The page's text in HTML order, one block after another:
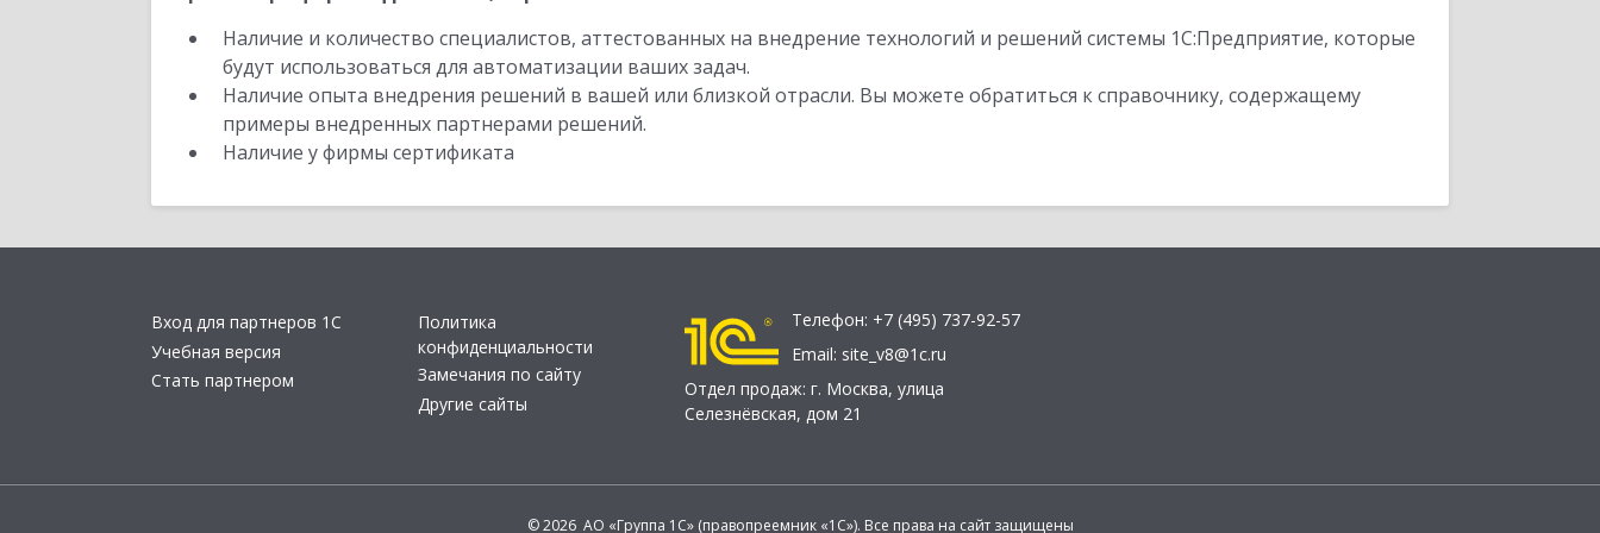
Наличие и количество специалистов, аттестованных на внедрение технологий и решений системы 1С:Предприятие, которые
будут использоваться для автоматизации ваших задач.
Наличие опыта внедрения решений в вашей или близкой отрасли. Вы можете обратиться к справочнику, содержащему
примеры внедренных партнерами решений.
Наличие у фирмы сертификата
Вход для партнеров 1С
Учебная версия
Стать партнером
Политика
конфиденциальности
Замечания по сайту
Другие сайты
Телефон: +7 (495) 737-92-57
Email: site_v8@1c.ru
Отдел продаж: г. Москва, улица
Селезнёвская, дом 21
© 2026 АО «Группа 1С» (правопреемник «1С»). Все права на сайт защищены